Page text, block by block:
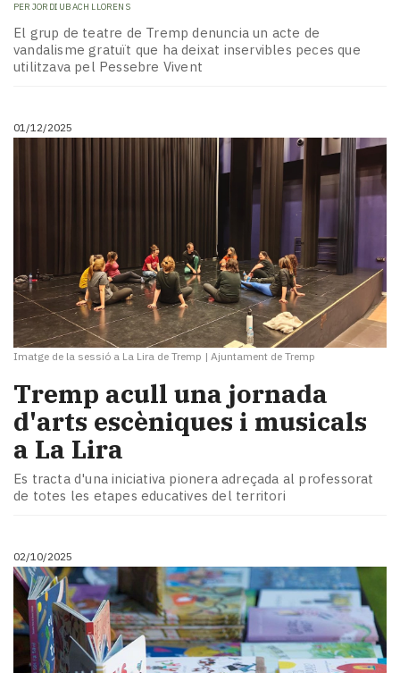
PER JORDI UBACH LLORENS
El grup de teatre de Tremp denuncia un acte de
vandalisme gratuït que ha deixat inservibles peces que
utilitzava pel Pessebre Vivent
01/12/2025
Imatge de la sessió a La Lira de Tremp | Ajuntament de Tremp
Tremp acull una jornada
d'arts escèniques i musicals
a La Lira
Es tracta d'una iniciativa pionera adreçada al professorat
de totes les etapes educatives del territori
02/10/2025